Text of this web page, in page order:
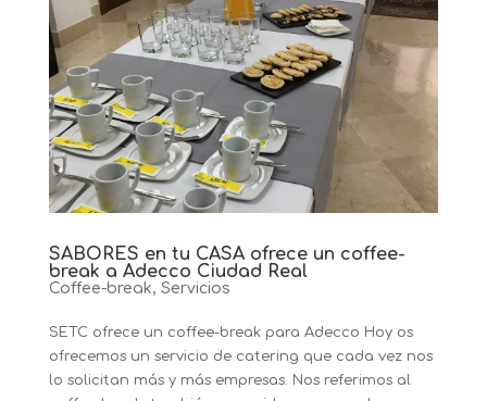
SABORES en tu CASA ofrece un coffee-
break a Adecco Ciudad Real
Coffee-break, Servicios
SETC ofrece un coffee-break para Adecco Hoy os
ofrecemos un servicio de catering que cada vez nos
lo solicitan más y más empresas. Nos referimos al